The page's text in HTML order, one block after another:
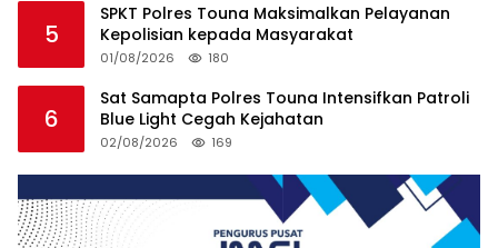
5
SPKT Polres Touna Maksimalkan Pelayanan
Kepolisian kepada Masyarakat
01/08/2026 180
6
Sat Samapta Polres Touna Intensifkan Patroli
Blue Light Cegah Kejahatan
02/08/2026 169